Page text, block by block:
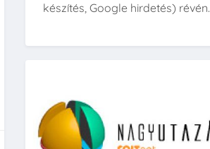
készítés, Google hirdetés) révén.